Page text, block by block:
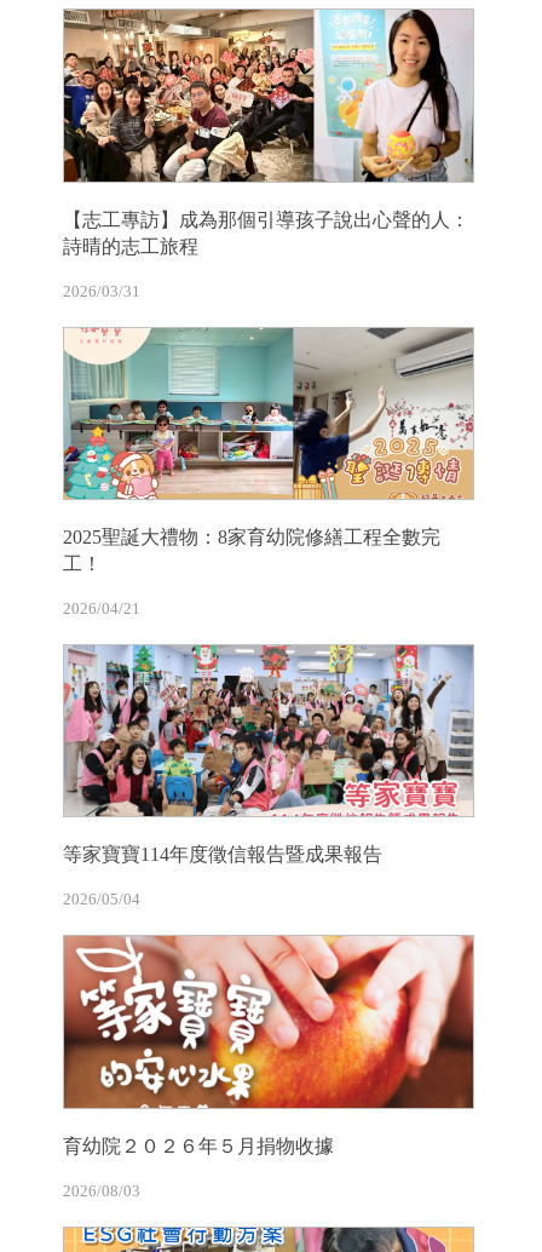
【志工專訪】成為那個引導孩子說出心聲的人：
詩晴的志工旅程
2026/03/31
2025聖誕大禮物：8家育幼院修繕工程全數完
工！
2026/04/21
等家寶寶114年度徵信報告暨成果報告
2026/05/04
育幼院２０２６年５月捐物收據
2026/08/03